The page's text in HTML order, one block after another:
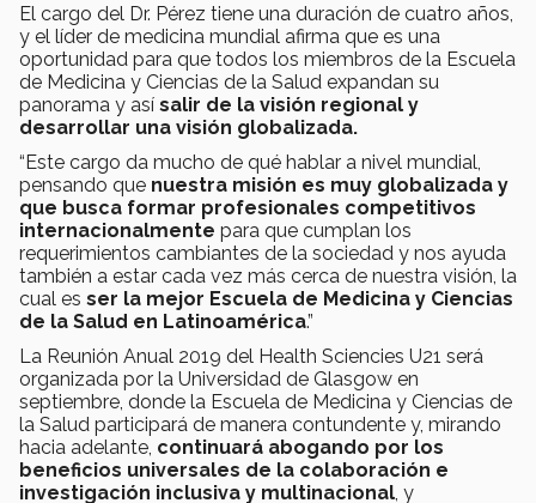
El cargo del Dr. Pérez tiene una duración de cuatro años,
y el líder de medicina mundial afirma que es una
oportunidad para que todos los miembros de la Escuela
de Medicina y Ciencias de la Salud expandan su
panorama y así salir de la visión regional y
desarrollar una visión globalizada.
“Este cargo da mucho de qué hablar a nivel mundial,
pensando que nuestra misión es muy globalizada y
que busca formar profesionales competitivos
internacionalmente para que cumplan los
requerimientos cambiantes de la sociedad y nos ayuda
también a estar cada vez más cerca de nuestra visión, la
cual es ser la mejor Escuela de Medicina y Ciencias
de la Salud en Latinoamérica.”
La Reunión Anual 2019 del Health Sciencies U21 será
organizada por la Universidad de Glasgow en
septiembre, donde la Escuela de Medicina y Ciencias de
la Salud participará de manera contundente y, mirando
hacia adelante, continuará abogando por los
beneficios universales de la colaboración e
investigación inclusiva y multinacional , y